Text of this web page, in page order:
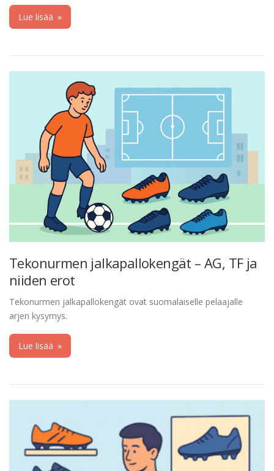
Lue lisää »
Tekonurmen jalkapallokengät – AG, TF ja
niiden erot
Tekonurmen jalkapallokengät ovat suomalaiselle pelaajalle
arjen kysymys.
Lue lisää »